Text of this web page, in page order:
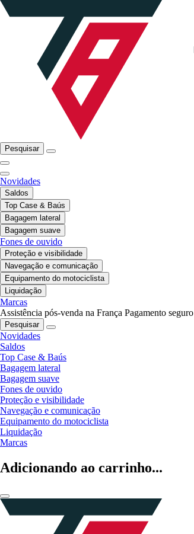
Pesquisar
Novidades
Saldos
Top Case & Baús
Bagagem lateral
Bagagem suave
Fones de ouvido
Proteção e visibilidade
Navegação e comunicação
Equipamento do motociclista
Liquidação
Marcas
Assistência pós-venda na França Pagamento seguro
Pesquisar
Novidades
Saldos
Top Case & Baús
Bagagem lateral
Bagagem suave
Fones de ouvido
Proteção e visibilidade
Navegação e comunicação
Equipamento do motociclista
Liquidação
Marcas
Adicionando ao carrinho...